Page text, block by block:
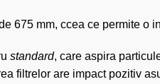
675 mm, ccea ce permite o
standard, care aspira
filtrelor are impact pozitiv